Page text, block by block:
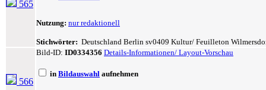
565
Nutzung: nur redaktionell
Stichwörter: Deutschland Berlin sv0409 Kultur/ Feuilleton
566
Bild-ID: ID0334356 Details-Informationen/ Layout-Vorschau
in Bildauswahl aufnehmen